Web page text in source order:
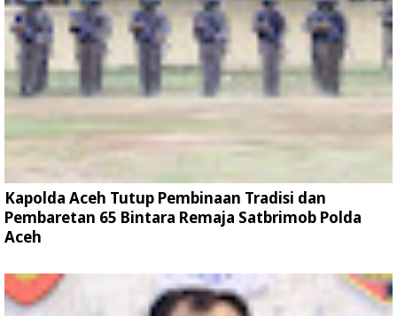
Kapolda Aceh Tutup Pembinaan Tradisi dan
Pembaretan 65 Bintara Remaja Satbrimob Polda
Aceh